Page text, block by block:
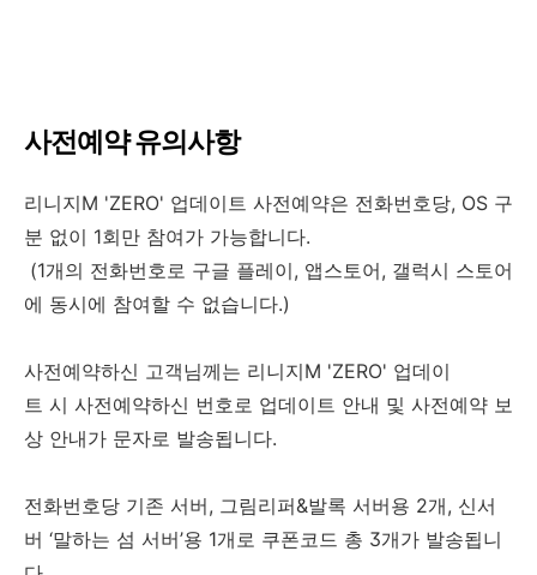
사전예약 유의사항
리니지M 'ZERO' 업데이트 사전예약은 전화번호당, OS 구
분 없이 1회만 참여가 가능합니다.
(1개의 전화번호로 구글 플레이, 앱스토어, 갤럭시 스토어
에 동시에 참여할 수 없습니다.)
사전예약하신 고객님께는 리니지M 'ZERO' 업데이
트 시 사전예약하신 번호로 업데이트 안내 및 사전예약 보
상 안내가 문자로 발송됩니다.
전화번호당 기존 서버, 그림리퍼&발록 서버용 2개, 신서
버 ‘말하는 섬 서버’용 1개로 쿠폰코드 총 3개가 발송됩니